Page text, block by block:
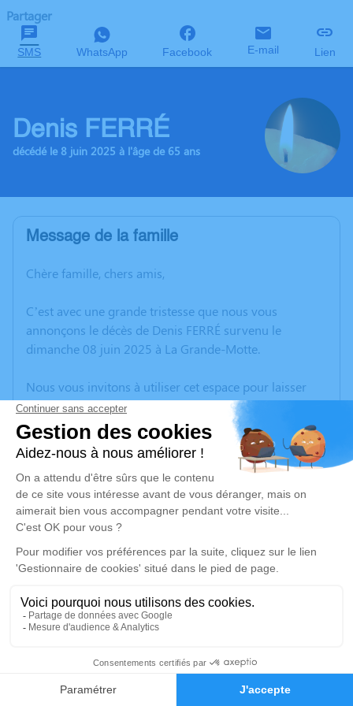
Faire-part Hommages
Partager
SMS WhatsApp Facebook E-mail Lien
Denis FERRÉ
décédé le 8 juin 2025 à l'âge de 65 ans
Message de la famille
Chère famille, chers amis,
C’est avec une grande tristesse que nous vous
annonçons le décès de Denis FERRÉ survenu le
dimanche 08 juin 2025 à La Grande-Motte.
Nous vous invitons à utiliser cet espace pour laisser
vos condoléances, partager des photos souvenirs, une
anecdote ou exprimer vos pensées à travers des
poèmes ou des textes. Cet endroit est un lieu
d'expression dédié à honorer la mémoire de Denis
FERRÉ.
Un service de plantation d’arbre hommage est
disponible ici.
Je rends hommage
Crémation
Crématorium de Nimes - Gard de Nîmes
490 Rue Max Chabaud